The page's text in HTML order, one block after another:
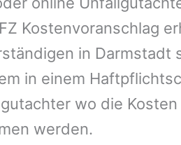
Kostenvoranschlag
in Darmstadt
in einem
wo die
werden.